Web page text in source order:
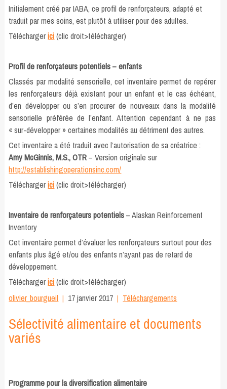
Initialement créé par IABA, ce profil de renforçateurs, adapté et
traduit par mes soins, est plutôt à utiliser pour des adultes.
Téléchargerici (clic droit>télécharger)
Profil de renforçateurs potentiels – enfants
Classés par modalité sensorielle, cet inventaire permet de repérer
les renforçateurs déjà existant pour un enfant et le cas échéant,
d’en développer ou s’en procurer de nouveaux dans la modalité
sensorielle préférée de l’enfant. Attention cependant à ne pas
« sur-développer » certaines modalités au détriment des autres.
Cet inventaire a été traduit avec l’autorisation de sa créatrice :
Amy McGinnis, M.S., OTR– Version originale sur
http://establishingoperationsinc.com/
Téléchargerici(clic droit>télécharger)
Inventaire de renforçateurs potentiels– Alaskan Reinforcement
Inventory
Cet inventaire permet d’évaluer les renforçateurs surtout pour des
enfants plus âgé et/ou des enfants n’ayant pas de retard de
développement.
Téléchargerici(clic droit>télécharger)
olivier_bourgueil
17 janvier 2017 Téléchargements
Sélectivité alimentaire et documents
variés
Programme pour la diversification alimentaire